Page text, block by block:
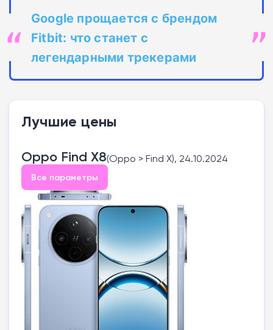
Google прощается с брендом
Fitbit: что станет с
легендарными трекерами
Лучшие цены
Oppo Find X8(Oppo > Find X), 24.10.2024
Все параметры